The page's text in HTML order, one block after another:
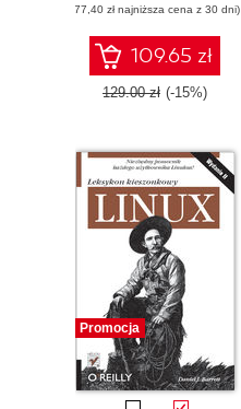
(77,40 zł najniższa cena z 30 dni)
109.65 zł
129.00 zł (-15%)
Promocja